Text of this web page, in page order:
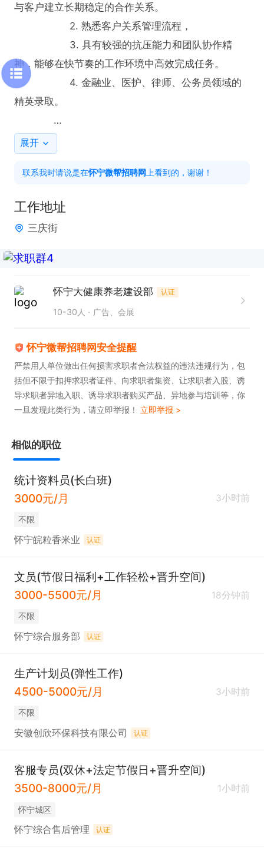
与客户建立长期稳定的合作关系。
                  2. 熟悉客户关系管理流程，
                  3. 具有较强的抗压能力和团队协作精
神，能够在快节奏的工作环境中高效完成任务。
                  4. 金融业、医护、律师、公务员领域的
精英录取。
岗位职责：1. 负责公司会员客户的维护工作，确保客
户满意度。
                  2. 深入了解客户需求，提供专业、个性
                  3. 积极拓展客户资源，提升客户忠诚
度，促进业务增长。
月休时间：8天
福利待遇：底薪3500，周末双休，有保险；有年假
感兴趣的话，请投递简历后直接拨打电话联系吧!
展开
联系我时请说是在怀宁微帮招聘网 上看到的，谢谢！
工作地址
三庆街
怀宁大健康养老建设部 认证
10-30人 广告、会展
怀宁微帮招聘网安全提醒
严禁用人单位做出任何损害求职者合法权益的违法违规行为，包
括但不限于扣押求职者证件、向求职者集资、让求职者入股、诱
导求职者异地入职、诱导求职者购买产品、异地参与培训等，你
一旦发现此类行为，请立即举报！ 立即举报 >
相似的职位
统计资料员(长白班)
3000元/月
3小时前
不限
怀宁皖粒香米业 认证
文员(节假日福利+工作轻松+晋升空间)
3000-5500元/月
18分钟前
不限
怀宁综合服务部 认证
生产计划员(弹性工作)
4500-5000元/月
3小时前
不限
安徽创欣环保科技有限公司 认证
客服专员(双休+法定节假日+晋升空间)
3500-8000元/月
1小时前
怀宁城区
怀宁综合售后管理 认证